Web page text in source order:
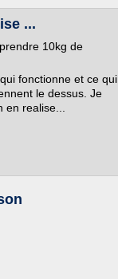
...
10kg de
fonctionne et ce qui
le dessus. Je
realise...